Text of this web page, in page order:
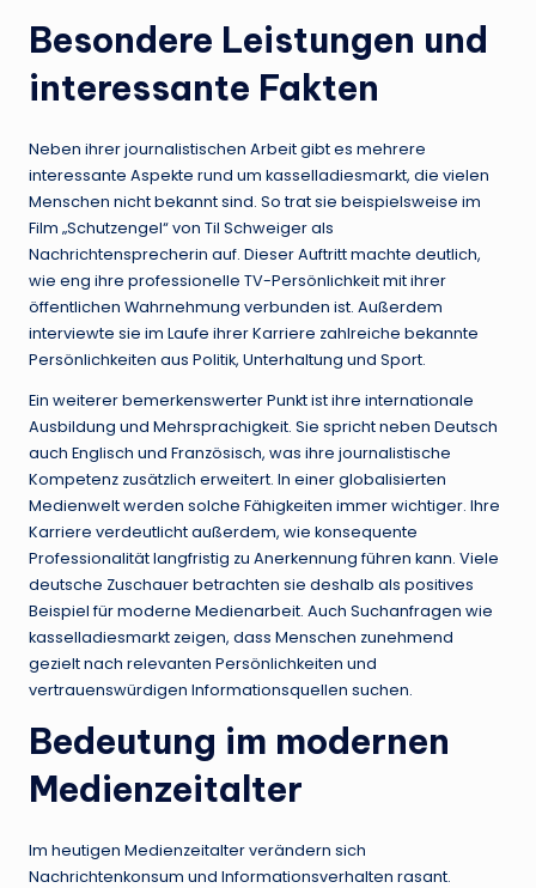
Besondere Leistungen und
interessante Fakten
Neben ihrer journalistischen Arbeit gibt es mehrere
interessante Aspekte rund um kasselladiesmarkt, die vielen
Menschen nicht bekannt sind. So trat sie beispielsweise im
Film „Schutzengel“ von Til Schweiger als
Nachrichtensprecherin auf. Dieser Auftritt machte deutlich,
wie eng ihre professionelle TV-Persönlichkeit mit ihrer
öffentlichen Wahrnehmung verbunden ist. Außerdem
interviewte sie im Laufe ihrer Karriere zahlreiche bekannte
Persönlichkeiten aus Politik, Unterhaltung und Sport.
Ein weiterer bemerkenswerter Punkt ist ihre internationale
Ausbildung und Mehrsprachigkeit. Sie spricht neben Deutsch
auch Englisch und Französisch, was ihre journalistische
Kompetenz zusätzlich erweitert. In einer globalisierten
Medienwelt werden solche Fähigkeiten immer wichtiger. Ihre
Karriere verdeutlicht außerdem, wie konsequente
Professionalität langfristig zu Anerkennung führen kann. Viele
deutsche Zuschauer betrachten sie deshalb als positives
Beispiel für moderne Medienarbeit. Auch Suchanfragen wie
kasselladiesmarkt zeigen, dass Menschen zunehmend
gezielt nach relevanten Persönlichkeiten und
vertrauenswürdigen Informationsquellen suchen.
Bedeutung im modernen
Medienzeitalter
Im heutigen Medienzeitalter verändern sich
Nachrichtenkonsum und Informationsverhalten rasant.